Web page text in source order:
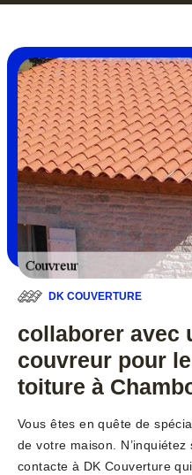
DK COUVERTURE
collaborer avec
couvreur pour
toiture à
Vous êtes en quête de
de votre maison.
contacte à DK Couverture